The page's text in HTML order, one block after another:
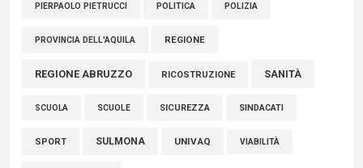
PIERPAOLO PIETRUCCI POLITICA POLIZIA
PROVINCIA DELL'AQUILA REGIONE
REGIONE ABRUZZO RICOSTRUZIONE SANITÀ
SCUOLA SCUOLE SICUREZZA SINDACATI
SPORT SULMONA UNIVAQ VIABILITÀ